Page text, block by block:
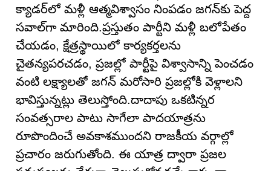
క్యాడర్‌లో మళ్లీ ఆత్మవిశ్వాసం నింపడం జగన్‌కు పెద్ద
సవాల్‌గా మారింది.ప్రస్తుతం పార్టీని మళ్లీ బలోపేతం
చేయడం, క్షేత్రస్థాయిలో కార్యకర్తలను
చైతన్యపరచడం, ప్రజల్లో పార్టీపై విశ్వాసాన్ని పెంచడం
వంటి లక్ష్యాలతో జగన్ మరోసారి ప్రజల్లోకి వెళ్లాలని
భావిస్తున్నట్లు తెలుస్తోంది.దాదాపు ఒకటిన్నర
సంవత్సరాల పాటు సాగేలా పాదయాత్రను
రూపొందించే అవకాశముందని రాజకీయ వర్గాల్లో
ప్రచారం జరుగుతోంది. ఈ యాత్ర ద్వారా ప్రజల